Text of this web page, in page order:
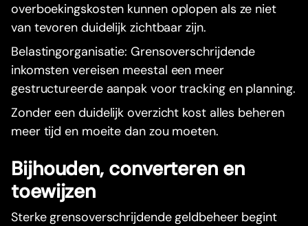
overboekingskosten kunnen oplopen als ze niet
van tevoren duidelijk zichtbaar zijn.
Belastingorganisatie: Grensoverschrijdende
inkomsten vereisen meestal een meer
gestructureerde aanpak voor tracking en planning.
Zonder een duidelijk overzicht kost alles beheren
meer tijd en moeite dan zou moeten.
Bijhouden, converteren en
toewijzen
Sterke grensoverschrijdende geldbeheer begint